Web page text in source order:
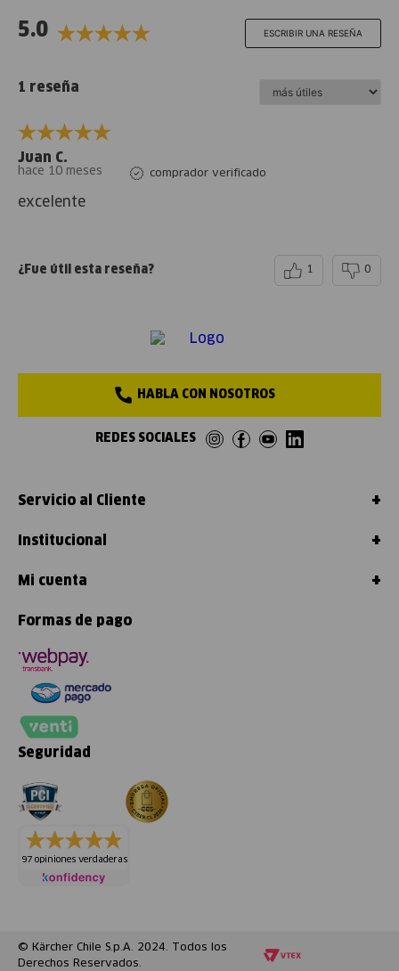
5.0
ESCRIBIR UNA RESEÑA
1 reseña
Juan C.
hace 10 meses comprador verificado
excelente
¿Fue útil esta reseña? 1 0
HABLA CON NOSOTROS
REDES SOCIALES
Servicio al Cliente +
Institucional +
Mi cuenta +
Formas de pago
Seguridad
97 opiniones verdaderas
© Kärcher Chile S.p.A. 2024. Todos los
Derechos Reservados.